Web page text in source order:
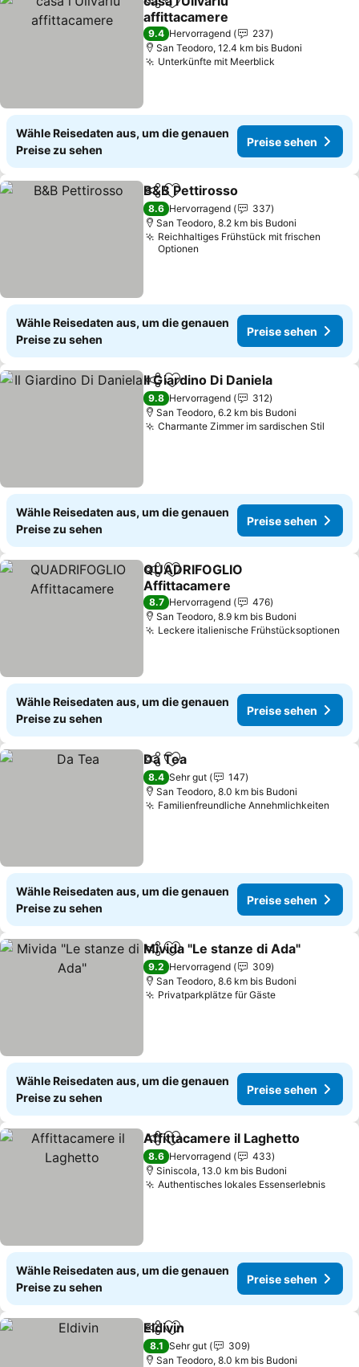
TeilenZu Favoriten hinzufügen
affittacamere
9.4 Hervorragend
237
San Teodoro, 12.4 km bis Budoni
Unterkünfte mit Meerblick
Wähle Reisedaten aus, um die genauen
Preise zu sehen
Preise sehen
TeilenZu Favoriten hinzufügen
B&B Pettirosso
8.6 Hervorragend
337
San Teodoro, 8.2 km bis Budoni
Reichhaltiges Frühstück mit frischen
Optionen
Wähle Reisedaten aus, um die genauen
Preise zu sehen
Preise sehen
TeilenZu Favoriten hinzufügen
Il Giardino Di Daniela
9.8 Hervorragend
312
San Teodoro, 6.2 km bis Budoni
Charmante Zimmer im sardischen Stil
Wähle Reisedaten aus, um die genauen
Preise zu sehen
Preise sehen
TeilenZu Favoriten hinzufügen
QUADRIFOGLIO
Affittacamere
8.7 Hervorragend
476
San Teodoro, 8.9 km bis Budoni
Leckere italienische Frühstücksoptionen
Wähle Reisedaten aus, um die genauen
Preise zu sehen
Preise sehen
TeilenZu Favoriten hinzufügen
Da Tea
8.4 Sehr gut
147
San Teodoro, 8.0 km bis Budoni
Familienfreundliche Annehmlichkeiten
Wähle Reisedaten aus, um die genauen
Preise zu sehen
Preise sehen
TeilenZu Favoriten hinzufügen
Mivida "Le stanze di Ada"
9.2 Hervorragend
309
San Teodoro, 8.6 km bis Budoni
Privatparkplätze für Gäste
Wähle Reisedaten aus, um die genauen
Preise zu sehen
Preise sehen
TeilenZu Favoriten hinzufügen
Affittacamere il Laghetto
8.6 Hervorragend
433
Siniscola, 13.0 km bis Budoni
Authentisches lokales Essenserlebnis
Wähle Reisedaten aus, um die genauen
Preise zu sehen
Preise sehen
TeilenZu Favoriten hinzufügen
Eldivin
8.1 Sehr gut
309
San Teodoro, 8.0 km bis Budoni